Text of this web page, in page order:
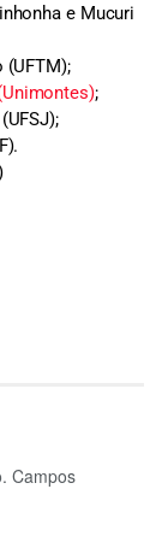
e Mucuri
(UFTM);
;
Campos